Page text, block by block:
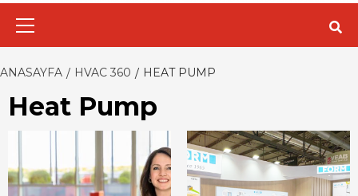
ANASAYFA HVAC 360 HEAT PUMP
Heat Pump